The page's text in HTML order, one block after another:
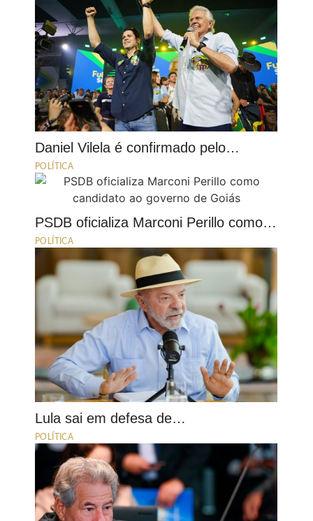
Daniel Vilela é confirmado pelo…
POLÍTICA
PSDB oficializa Marconi Perillo como…
POLÍTICA
Lula sai em defesa de…
POLÍTICA